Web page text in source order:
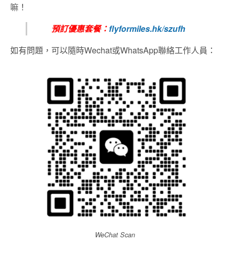
嘛！
預訂優惠套餐：flyformiles.hk/szufh
如有問題，可以隨時Wechat或WhatsApp聯絡工作人員：
WeChat Scan